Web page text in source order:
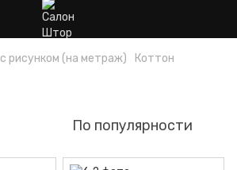
рисунком (на метраж) Коттон
По популярности